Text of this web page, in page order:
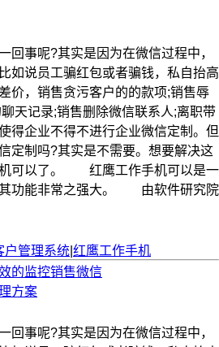
事呢?其实是因为在微信过程中，
如说员工骗红包或者骗钱，私自抬高
价，销售贪污客户的的款项;销售辱
天记录;销售删除微信联系人;离职带
得企业不得不进行企业微信定制。但
定制吗?其实是不需要。想要解决这
机可以了。 红鹰工作手机可以是一
其功能非常之强大。 由软件研究院
户管理系统 红鹰工作手机
的监控销售微信
方案
事呢?其实是因为在微信过程中，